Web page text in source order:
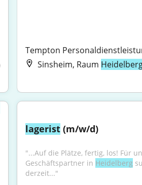
Tempton
Sinsheim, Raum
lagerist (m/w/d)
"...Auf die Plätze, fertig, los! Für
Geschäftspartner in Heidelberg
derzeit..."